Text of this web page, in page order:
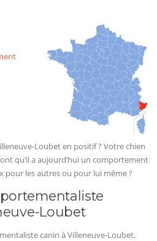
Loubet en positif ? Votre chien
qu’il a aujourd’hui un comportement
pour les autres ou pour lui même ?
Loubet
canin à Villeneuve-Loubet,